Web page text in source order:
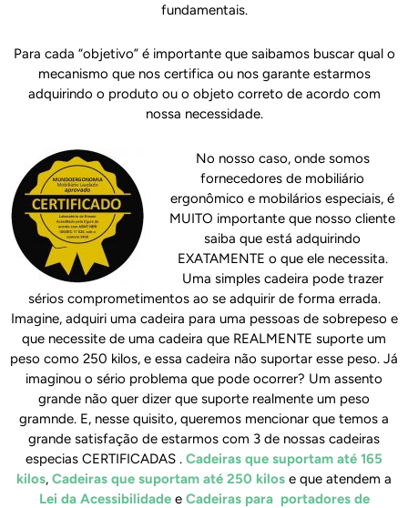
fundamentais.
Para cada “objetivo” é importante que saibamos buscar qual o
mecanismo que nos certifica ou nos garante estarmos
adquirindo o produto ou o objeto correto de acordo com
nossa necessidade.
No nosso caso, onde somos
fornecedores de mobiliário
ergonômico e mobilários especiais, é
MUITO importante que nosso cliente
saiba que está adquirindo
EXATAMENTE o que ele necessita.
Uma simples cadeira pode trazer
sérios comprometimentos ao se adquirir de forma errada.
Imagine, adquiri uma cadeira para uma pessoas de sobrepeso e
que necessite de uma cadeira que REALMENTE suporte um
peso como 250 kilos, e essa cadeira não suportar esse peso. Já
imaginou o sério problema que pode ocorrer? Um assento
grande não quer dizer que suporte realmente um peso
gramnde. E, nesse quisito, queremos mencionar que temos a
grande satisfação de estarmos com 3 de nossas cadeiras
especias CERTIFICADAS . Cadeiras que suportam até 165
kilos, Cadeiras que suportam até 250 kilos e que atendem a
Lei da Acessibilidadee Cadeiras para portadores de